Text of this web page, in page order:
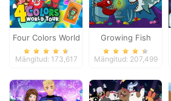
Four Colors World
Tour
Mängitud: 173,617
Growing Fish
Mängitud: 207,499